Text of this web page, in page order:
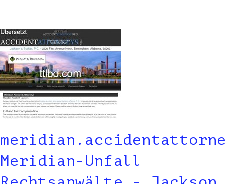
Meridian-Unfall